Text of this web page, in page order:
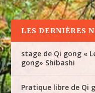
LES DERNIÈRES
stage de Qi gong «
gong» Shibashi
Pratique libre de Qi